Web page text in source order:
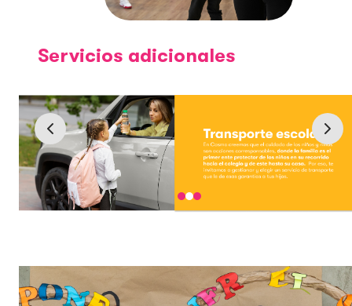
Servicios adicionales